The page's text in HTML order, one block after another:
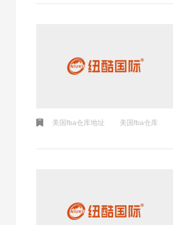
美国fba仓库地址 美国fba仓库